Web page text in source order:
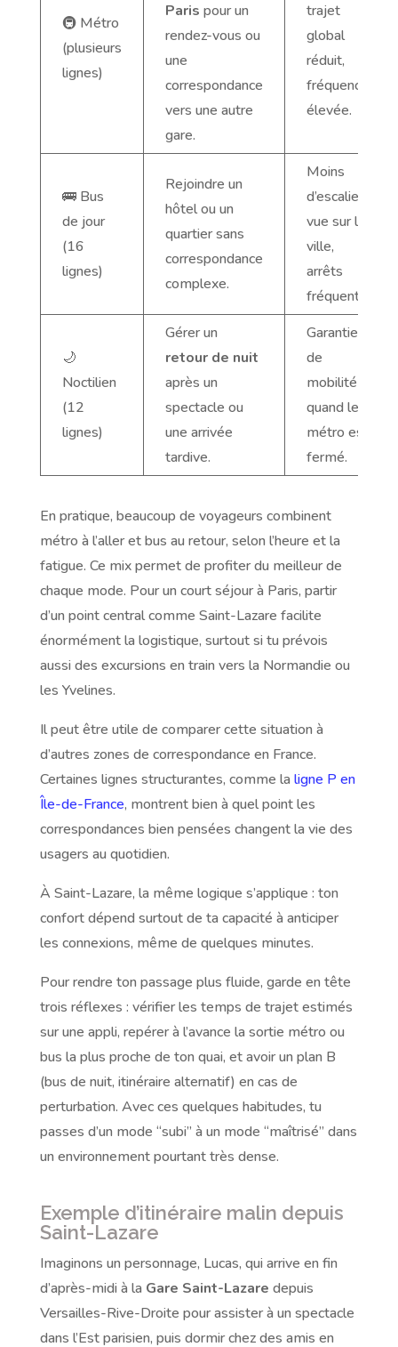
🚇 Métro
(plusieurs
lignes)
Paris pour un
rendez-vous ou
une
correspondance
vers une autre
gare.
trajet
global
réduit,
fréquence
élevée.
🚌 Bus
de jour
(16
lignes)
Rejoindre un
hôtel ou un
quartier sans
correspondance
complexe.
Moins
d’escaliers,
vue sur la
ville,
arrêts
fréquents.
🌙
Noctilien
(12
lignes)
Gérer un
retour de nuit
après un
spectacle ou
une arrivée
tardive.
Garantie
de
mobilité
quand le
métro est
fermé.
En pratique, beaucoup de voyageurs combinent
métro à l’aller et bus au retour, selon l’heure et la
fatigue. Ce mix permet de profiter du meilleur de
chaque mode. Pour un court séjour à Paris, partir
d’un point central comme Saint-Lazare facilite
énormément la logistique, surtout si tu prévois
aussi des excursions en train vers la Normandie ou
les Yvelines.
Il peut être utile de comparer cette situation à
d’autres zones de correspondance en France.
Certaines lignes structurantes, comme la ligne P en
Île-de-France, montrent bien à quel point les
correspondances bien pensées changent la vie des
usagers au quotidien.
À Saint-Lazare, la même logique s’applique : ton
confort dépend surtout de ta capacité à anticiper
les connexions, même de quelques minutes.
Pour rendre ton passage plus fluide, garde en tête
trois réflexes : vérifier les temps de trajet estimés
sur une appli, repérer à l’avance la sortie métro ou
bus la plus proche de ton quai, et avoir un plan B
(bus de nuit, itinéraire alternatif) en cas de
perturbation. Avec ces quelques habitudes, tu
passes d’un mode “subi” à un mode “maîtrisé” dans
un environnement pourtant très dense.
Exemple d’itinéraire malin depuis
Saint-Lazare
Imaginons un personnage, Lucas, qui arrive en fin
d’après-midi à la Gare Saint-Lazare depuis
Versailles-Rive-Droite pour assister à un spectacle
dans l’Est parisien, puis dormir chez des amis en